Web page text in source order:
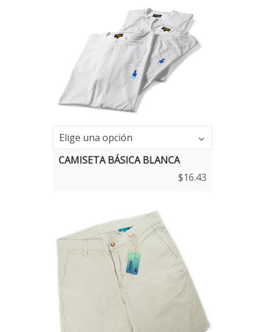
Elige una opción
Talla
CAMISETA BÁSICA BLANCA
$16.43